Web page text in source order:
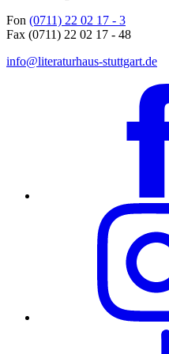
Fon (0711) 22 02 17 - 3
Fax (0711) 22 02 17 - 48
info@literaturhaus-stuttgart.de